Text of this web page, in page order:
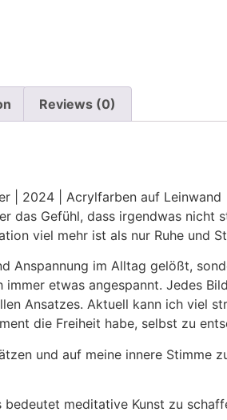
Reviews (0)
| 2024 | Acrylfarben auf Leinwand
das Gefühl, dass irgendwas nicht
viel mehr ist als nur Ruhe und
Anspannung im Alltag gelößt,
etwas angespannt. Jedes
Ansatzes. Aktuell kann ich viel
die Freiheit habe, selbst zu
und auf meine innere Stimme
meditative Kunst zu